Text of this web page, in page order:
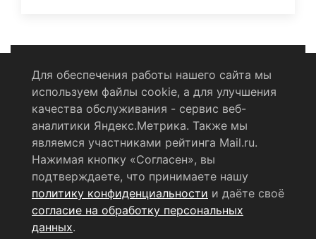
Политика конфиденциальности
Согласие на обработку персональных данных
RSS-лента
© 2004 - 2026 Сетевое издание Щёлковское ТВ.
Свидетельство о регистрации СМИ
ЭЛ № ФС 77 - 79754 от 07.12.2020 г.
Для обеспечения работы нашего сайта мы
используем файлы cookie, а для улучшения
качества обслуживания - сервис веб-
аналитики Яндекс.Метрика. Также мы
являемся участниками рейтинга Mail.ru.
Нажимая кнопку «Согласен», вы
подтверждаете, что принимаете нашу
политику конфиденциальности и даёте своё
согласие на обработку персональных
данных.